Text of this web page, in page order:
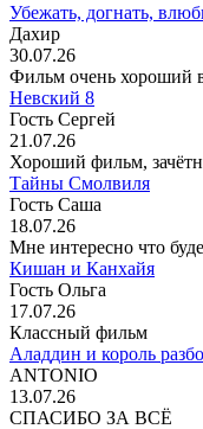
Убежать, догнать,
Дахир
30.07.26
Фильм очень хороший
Невский 8
Гость Сергей
21.07.26
Хороший фильм,
Тайны Смолвиля
Гость Саша
18.07.26
Мне интересно что
Кишан и Канхайя
Гость Ольга
17.07.26
Классный фильм
Аладдин и король
ANTONIO
13.07.26
СПАСИБО ЗА ВСЁ